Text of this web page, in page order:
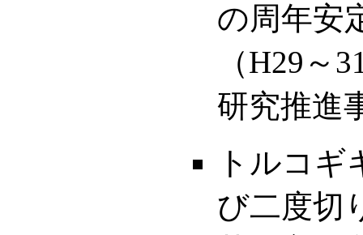
の周年安
（H29～
研究推進
トルコギ
び二度切